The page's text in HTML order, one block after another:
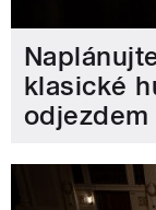
klasické